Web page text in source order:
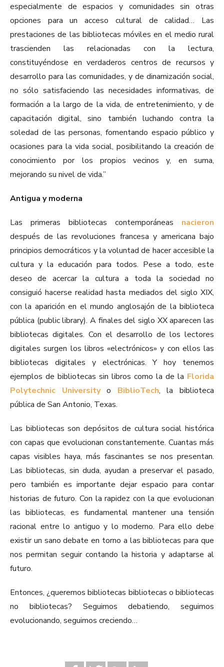
especialmente de espacios y comunidades sin otras
opciones para un acceso cultural de calidad… Las
prestaciones de las bibliotecas móviles en el medio rural
trascienden las relacionadas con la lectura,
constituyéndose en verdaderos centros de recursos y
desarrollo para las comunidades, y de dinamización social,
no sólo satisfaciendo las necesidades informativas, de
formación a la largo de la vida, de entretenimiento, y de
capacitación digital, sino también luchando contra la
soledad de las personas, fomentando espacio público y
ocasiones para la vida social, posibilitando la creación de
conocimiento por los propios vecinos y, en suma,
mejorando su nivel de vida.”
Antigua y moderna
Las primeras bibliotecas contemporáneas nacieron
después de las revoluciones francesa y americana bajo
principios democráticos y la voluntad de hacer accesible la
cultura y la educación para todos. Pese a todo, este
deseo de acercar la cultura a toda la sociedad no
consiguió hacerse realidad hasta mediados del siglo XIX,
con la aparición en el mundo anglosajón de la biblioteca
pública (public library). A finales del siglo XX aparecen las
bibliotecas digitales. Con el desarrollo de los lectores
digitales surgen los libros «electrónicos» y con ellos las
bibliotecas digitales y electrónicas. Y hoy tenemos
ejemplos de bibliotecas sin libros como la de la Florida
Polytechnic Universityo BiblioTech, la biblioteca
pública de San Antonio, Texas.
Las bibliotecas son depósitos de cultura social histórica
con capas que evolucionan constantemente. Cuantas más
capas visibles haya, más fascinantes se nos presentan.
Las bibliotecas, sin duda, ayudan a preservar el pasado,
pero también es importante dejar espacio para contar
historias de futuro. Con la rapidez con la que evolucionan
las bibliotecas, es fundamental mantener una tensión
racional entre lo antiguo y lo moderno. Para ello debe
existir un sano debate en torno a las bibliotecas para que
nos permitan seguir contando la historia y adaptarse al
futuro.
Entonces, ¿queremos bibliotecas bibliotecas o bibliotecas
no bibliotecas? Seguimos debatiendo, seguimos
evolucionando, seguimos creciendo…